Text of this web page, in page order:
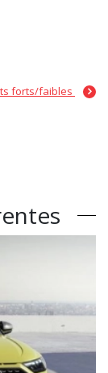
forts/faibles